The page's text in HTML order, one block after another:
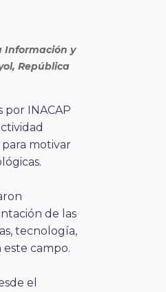
Información y
República
por INACAP
motivar
de las
tecnología,
campo.
el